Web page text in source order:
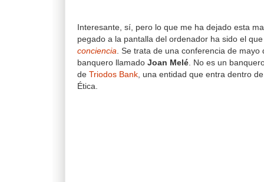
Interesante, sí, pero lo que me ha dejado esta
pegado a la pantalla del ordenador ha sido el
conciencia. Se trata de una conferencia de mayo
banquero llamado Joan Melé. No es un
de Triodos Bank, una entidad que entra dentro
Ética.